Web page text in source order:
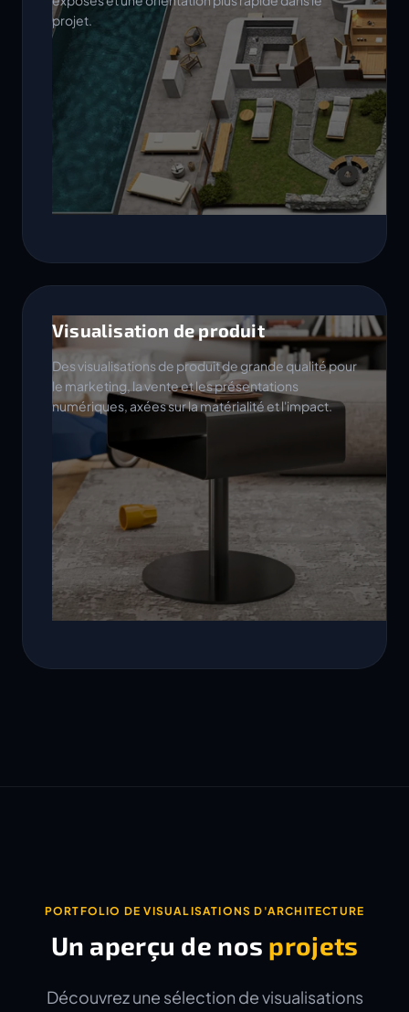
projet.
Visualisation de produit
Des visualisations de produit de grande qualité pour
le marketing, la vente et les présentations
numériques, axées sur la matérialité et l'impact.
PORTFOLIO DE VISUALISATIONS D'ARCHITECTURE
Un aperçu de nos projets
Découvrez une sélection de visualisations